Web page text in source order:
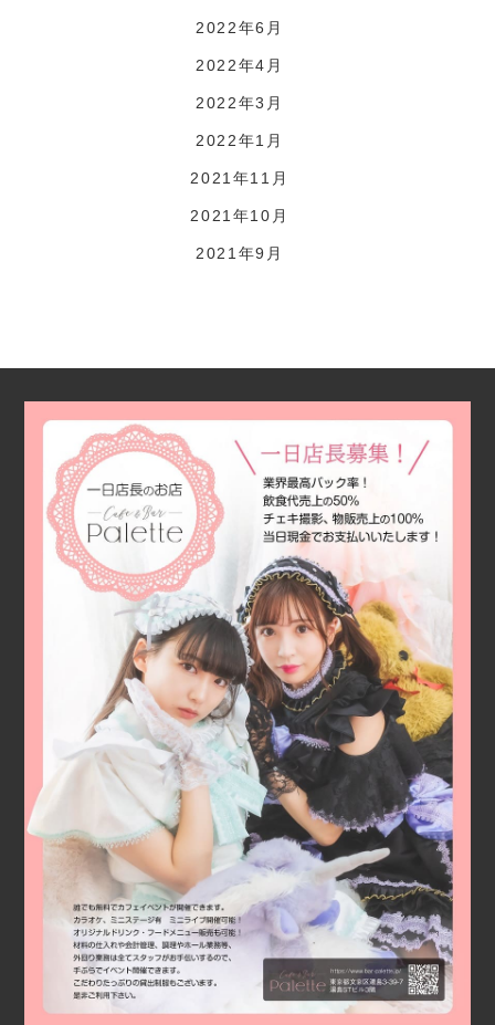
2022年6月
2022年4月
2022年3月
2022年1月
2021年11月
2021年10月
2021年9月